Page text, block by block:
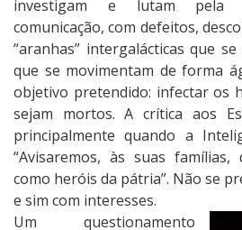
investigam e lutam pela
comunicação, com defeitos,
“aranhas” intergalácticas que
que se movimentam de forma
objetivo pretendido: infectar os
sejam mortos. A crítica aos
principalmente quando a
“Avisaremos, às suas
como heróis da pátria”. Não se
e sim com interesses.
Um questionamento